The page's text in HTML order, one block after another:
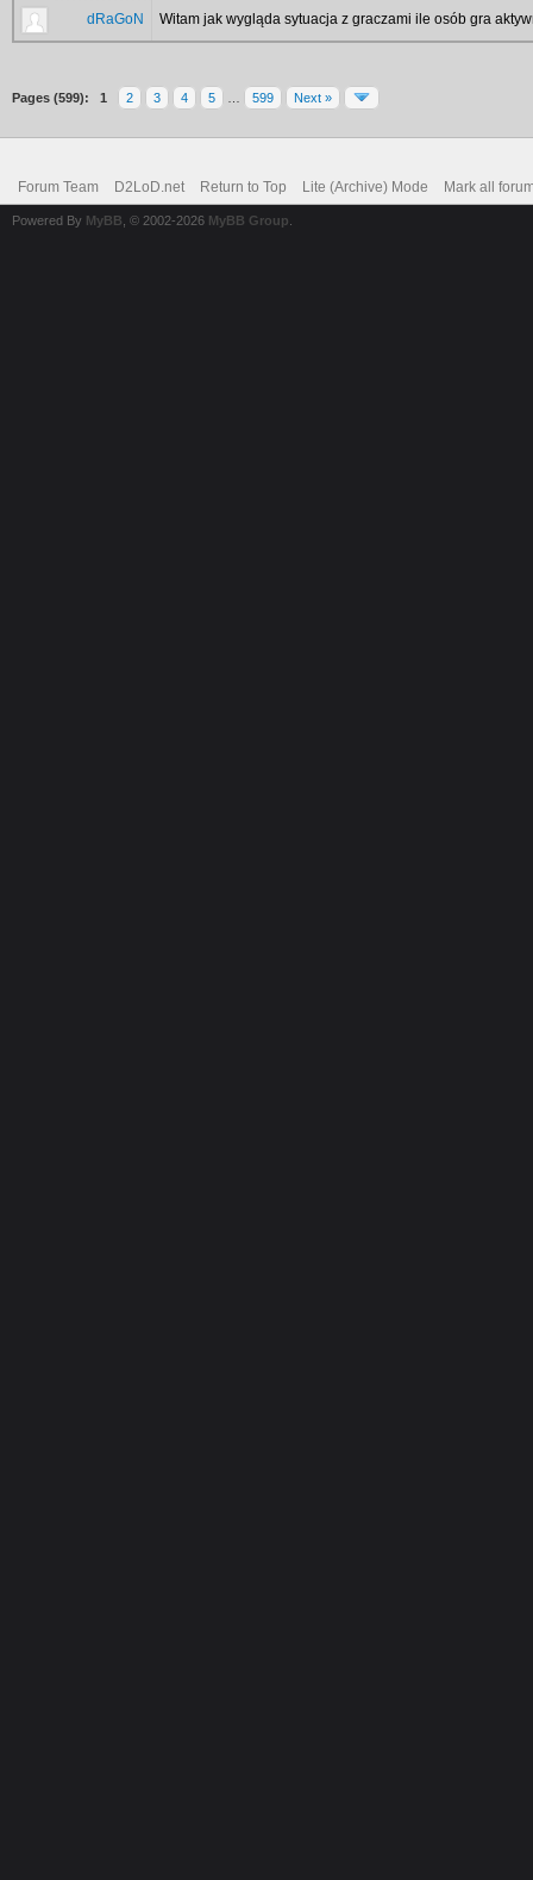
dRaGoN Witam jak wygląda sytuacja z graczami ile osób gra
Pages (599): 1 2 3 4 5 599 Next »
Forum Team D2LoD.net Return to Top Lite (Archive) Mode Mark all
Powered By MyBB , © 2002-2026 MyBB Group